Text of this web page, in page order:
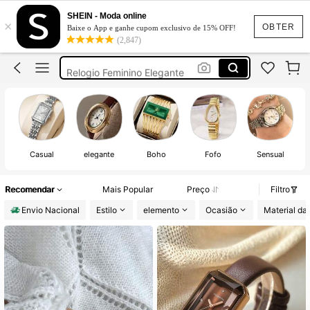
OBTER
×
SHEIN - Moda online
Baixe o App e ganhe cupom exclusivo de 15% OFF!
(2,847)
Relógio Feminino Elegante
Relogios Feminino
Relógio Feminino
Relogio Feminino Elegante
Relógio Feminino Elegante
Relogios Feminino
Casual elegante Boho Fofo Sensual
Recomendar Mais Popular Preço
Filtro
Envio Nacional
Estilo elemento Ocasião Material da